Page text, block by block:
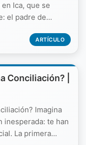
Ica, que se
el padre de...
ARTÍCULO
Conciliación? |
Imagina
inesperada: te han
La primera...